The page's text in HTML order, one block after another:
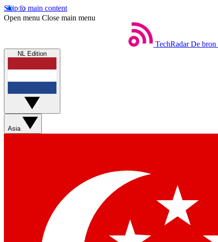
Skip to main content
Open menu Close main menu
TechRadar De bron
NL Edition
Asia